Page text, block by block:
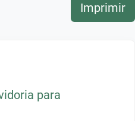
Imprimir
para